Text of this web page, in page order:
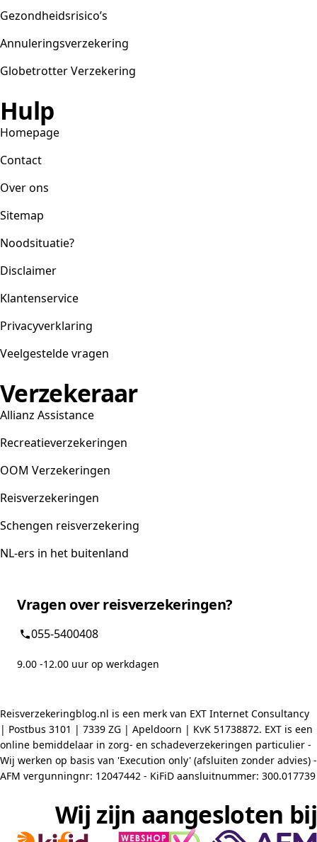
Gezondheidsrisico’s
Annuleringsverzekering
Globetrotter Verzekering
Hulp
Homepage
Contact
Over ons
Sitemap
Noodsituatie?
Disclaimer
Klantenservice
Privacyverklaring
Veelgestelde vragen
Verzekeraar
Allianz Assistance
Recreatieverzekeringen
OOM Verzekeringen
Reisverzekeringen
Schengen reisverzekering
NL-ers in het buitenland
Vragen over reisverzekeringen?
055-5400408
9.00 -12.00 uur op werkdagen
Reisverzekeringblog.nl is een merk van EXT Internet Consultancy
| Postbus 3101 | 7339 ZG | Apeldoorn | KvK 51738872. EXT is een
online bemiddelaar in zorg- en schadeverzekeringen particulier -
Wij werken op basis van 'Execution only' (afsluiten zonder advies) -
AFM vergunningnr: 12047442 - KiFiD aansluitnummer: 300.017739
Wij zijn aangesloten bij